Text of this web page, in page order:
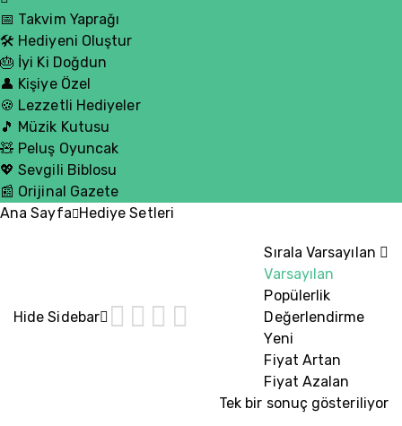
📅 Takvim Yaprağı
🛠️ Hediyeni Oluştur
🎂 İyi Ki Doğdun
👤 Kişiye Özel
🍪 Lezzetli Hediyeler
🎵 Müzik Kutusu
🧸 Peluş Oyuncak
💖 Sevgili Biblosu
📰 Orijinal Gazete
Ana Sayfa Hediye Setleri
Hide Sidebar
Sırala Varsayılan
Varsayılan
Popülerlik
Değerlendirme
Yeni
Fiyat Artan
Fiyat Azalan
Tek bir sonuç gösteriliyor